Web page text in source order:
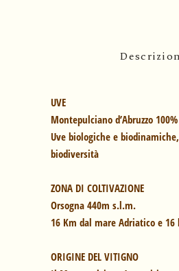
UVE
Montepulciano d’Abruzzo 100%
Uve biologiche e
biodiversità
ZONA DI COLTIVAZIONE
Orsogna 440m s.l.m.
16 Km dal mare Adriatico e
ORIGINE DEL VITIGNO